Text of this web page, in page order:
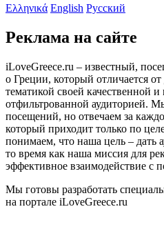
Ελληνικά English Русский
Реклама на сайте
iLoveGreece.ru – известный,
о Греции, который отличается
тематикой своей качественной и
отфильтрованной аудиторией.
посещений, но отвечаем за
который приходит только по
понимаем, что наша цель – дать
то время как наша миссия для
эффективное взаимодействие с
Мы готовы разработать
на портале iLoveGreece.ru